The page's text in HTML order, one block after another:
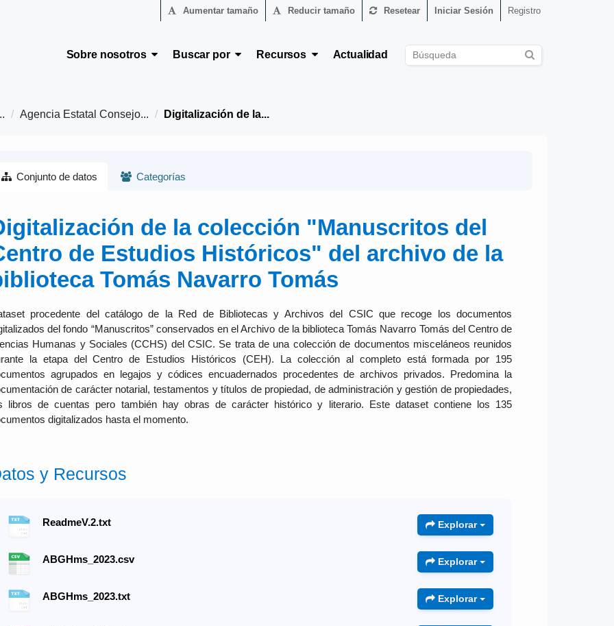
Aumentar tamaño Reducir tamaño Resetear Iniciar Sesión Registro
Sobre nosotros Buscar por Recursos Actualidad
Agencia Estatal Consejo... Digitalización de la...
Conjunto de datos Categorías
de la colección "Manuscritos del
de Estudios Históricos" del archivo de la
Tomás Navarro Tomás
procedente del catálogo de la Red de Bibliotecas y Archivos del CSIC que recoge los documentos
del fondo “Manuscritos” conservados en el Archivo de la biblioteca Tomás Navarro Tomás del Centro de
Humanas y Sociales (CCHS) del CSIC. Se trata de una colección de documentos misceláneos reunidos
la etapa del Centro de Estudios Históricos (CEH). La colección al completo está formada por 195
agrupados en legajos y códices encuadernados procedentes de archivos privados. Predomina la
de carácter notarial, testamentos y títulos de propiedad, de administración y gestión de propiedades,
libros de cuentas pero también hay obras de carácter histórico y literario. Este dataset contiene los 135
digitalizados hasta el momento.
y Recursos
ReadmeV.2.txt Explorar
ABGHms_2023.csv Explorar
ABGHms_2023.txt Explorar